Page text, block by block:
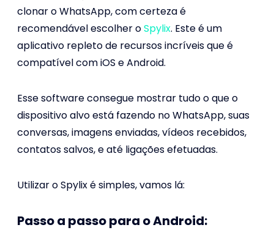
clonar o WhatsApp, com certeza é
recomendável escolher oSpylix. Este é um
aplicativo repleto de recursos incríveis que é
compatível com iOS e Android.
Esse software consegue mostrar tudo o que o
dispositivo alvo está fazendo no WhatsApp, suas
conversas, imagens enviadas, vídeos recebidos,
contatos salvos, e até ligações efetuadas.
Utilizar o Spylix é simples, vamos lá:
Passo a passo para o Android: